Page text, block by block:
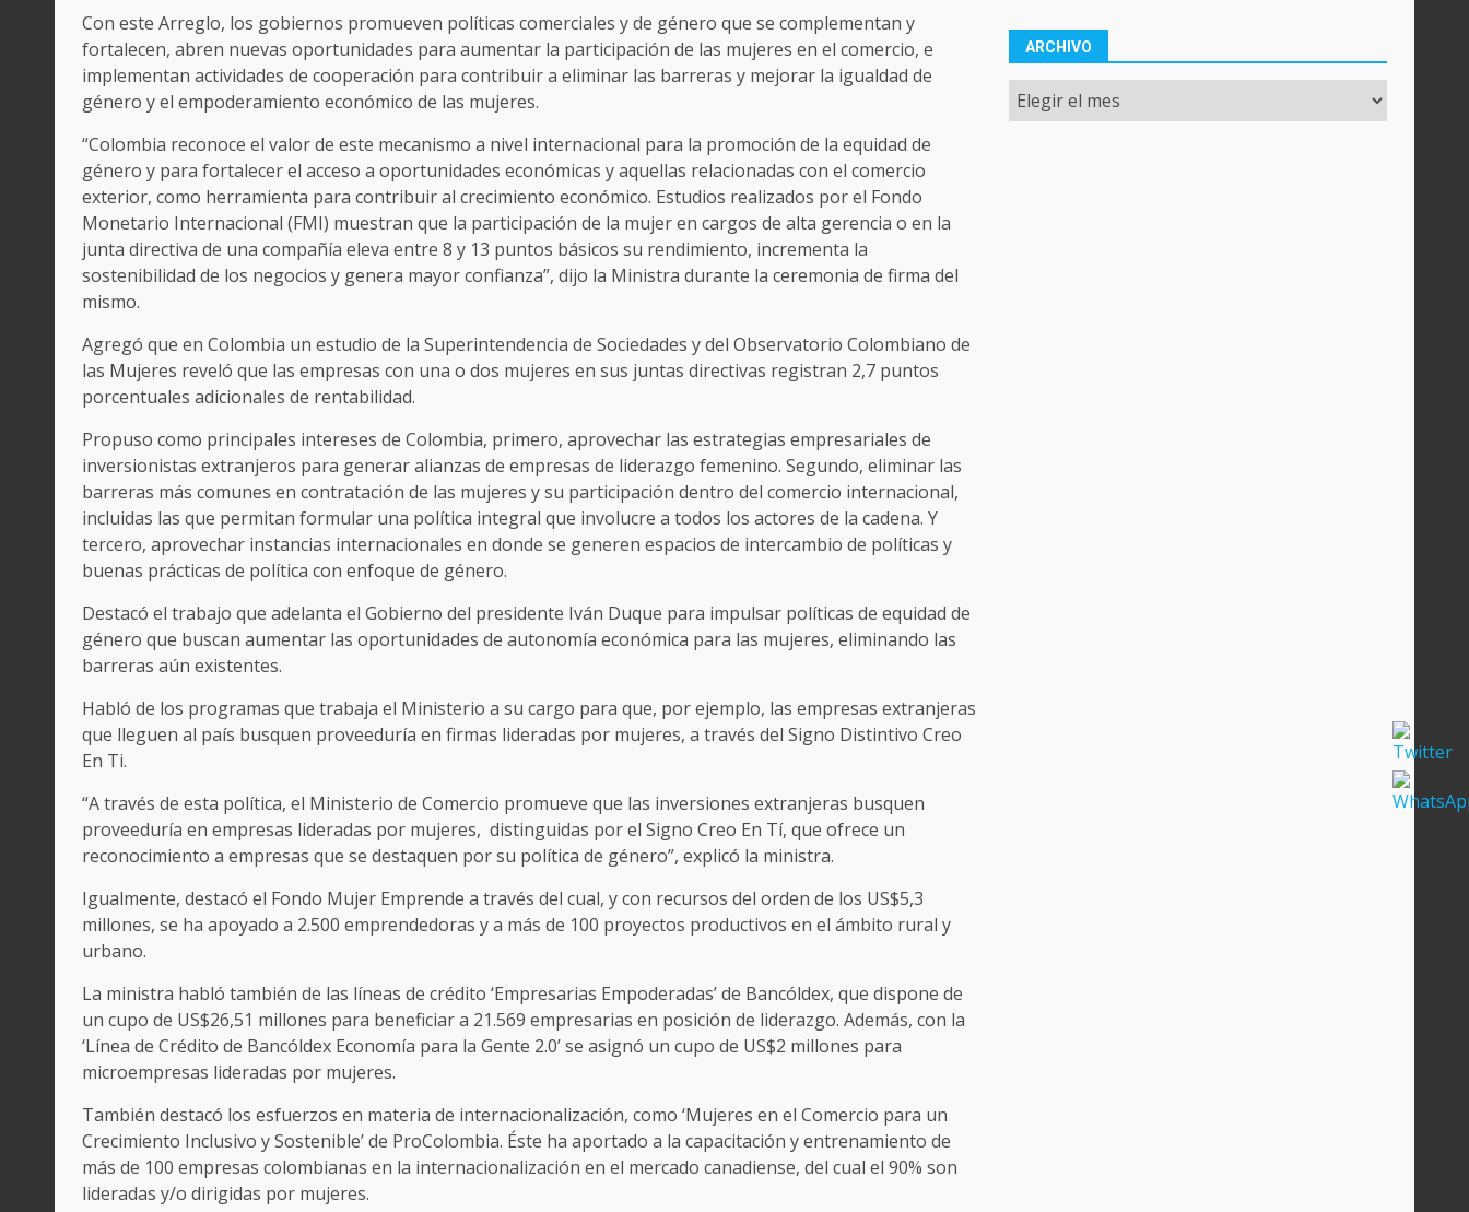
Con este Arreglo, los gobiernos promueven políticas comerciales y de género que se complementan y
fortalecen, abren nuevas oportunidades para aumentar la participación de las mujeres en el comercio, e
implementan actividades de cooperación para contribuir a eliminar las barreras y mejorar la igualdad de
género y el empoderamiento económico de las mujeres.
“Colombia reconoce el valor de este mecanismo a nivel internacional para la promoción de la equidad de
género y para fortalecer el acceso a oportunidades económicas y aquellas relacionadas con el comercio
exterior, como herramienta para contribuir al crecimiento económico. Estudios realizados por el Fondo
Monetario Internacional (FMI) muestran que la participación de la mujer en cargos de alta gerencia o en la
junta directiva de una compañía eleva entre 8 y 13 puntos básicos su rendimiento, incrementa la
sostenibilidad de los negocios y genera mayor confianza”, dijo la Ministra durante la ceremonia de firma del
mismo.
Agregó que en Colombia un estudio de la Superintendencia de Sociedades y del Observatorio Colombiano de
las Mujeres reveló que las empresas con una o dos mujeres en sus juntas directivas registran 2,7 puntos
porcentuales adicionales de rentabilidad.
Propuso como principales intereses de Colombia, primero, aprovechar las estrategias empresariales de
inversionistas extranjeros para generar alianzas de empresas de liderazgo femenino. Segundo, eliminar las
barreras más comunes en contratación de las mujeres y su participación dentro del comercio internacional,
incluidas las que permitan formular una política integral que involucre a todos los actores de la cadena. Y
tercero, aprovechar instancias internacionales en donde se generen espacios de intercambio de políticas y
buenas prácticas de política con enfoque de género.
Destacó el trabajo que adelanta el Gobierno del presidente Iván Duque para impulsar políticas de equidad de
género que buscan aumentar las oportunidades de autonomía económica para las mujeres, eliminando las
barreras aún existentes.
Habló de los programas que trabaja el Ministerio a su cargo para que, por ejemplo, las empresas extranjeras
que lleguen al país busquen proveeduría en firmas lideradas por mujeres, a través del Signo Distintivo Creo
En Ti.
“A través de esta política, el Ministerio de Comercio promueve que las inversiones extranjeras busquen
proveeduría en empresas lideradas por mujeres, distinguidas por el Signo Creo En Tí, que ofrece un
reconocimiento a empresas que se destaquen por su política de género”, explicó la ministra.
Igualmente, destacó el Fondo Mujer Emprende a través del cual, y con recursos del orden de los US$5,3
millones, se ha apoyado a 2.500 emprendedoras y a más de 100 proyectos productivos en el ámbito rural y
urbano.
La ministra habló también de las líneas de crédito ‘Empresarias Empoderadas’ de Bancóldex, que dispone de
un cupo de US$26,51 millones para beneficiar a 21.569 empresarias en posición de liderazgo. Además, con la
‘Línea de Crédito de Bancóldex Economía para la Gente 2.0’ se asignó un cupo de US$2 millones para
microempresas lideradas por mujeres.
También destacó los esfuerzos en materia de internacionalización, como ‘Mujeres en el Comercio para un
Crecimiento Inclusivo y Sostenible’ de ProColombia. Éste ha aportado a la capacitación y entrenamiento de
más de 100 empresas colombianas en la internacionalización en el mercado canadiense, del cual el 90% son
lideradas y/o dirigidas por mujeres.
ARCHIVO
Archivo